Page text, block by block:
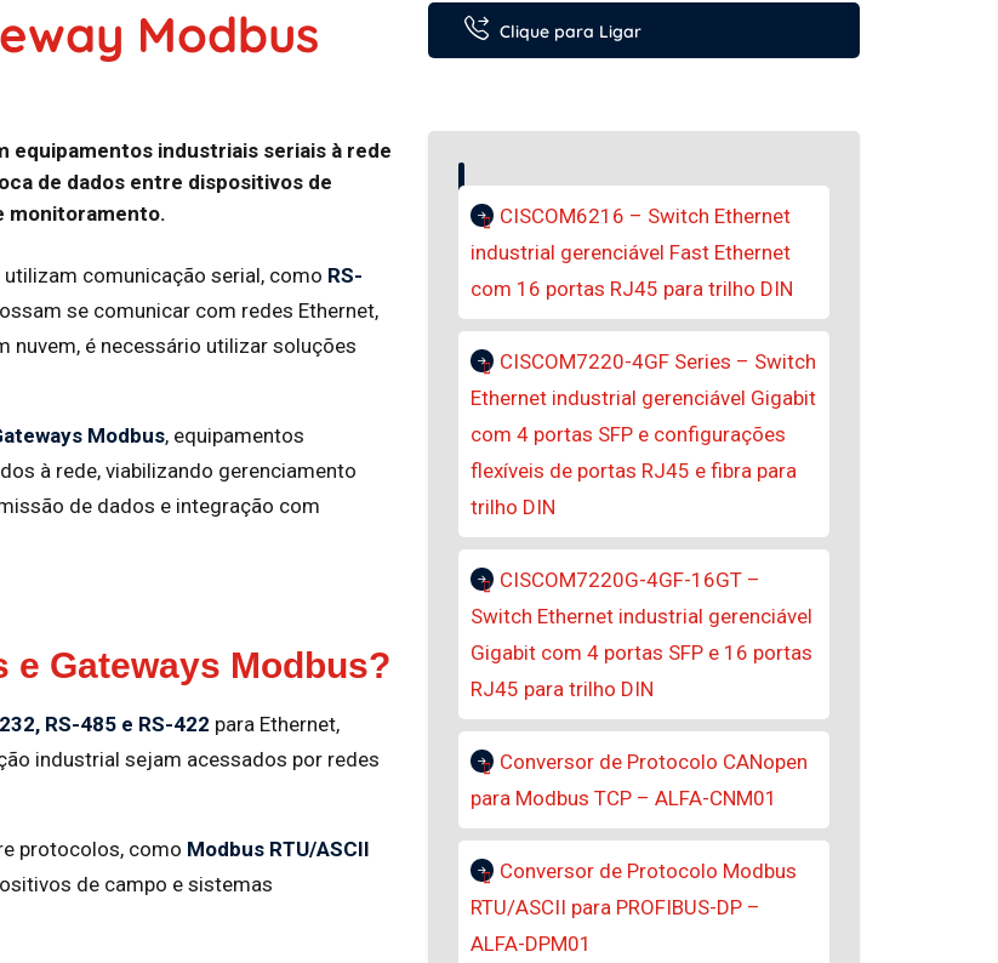
Modbus
equipamentos industriais seriais à rede
de dados entre dispositivos de
monitoramento.
comunicação serial, como RS-
se comunicar com redes Ethernet,
nuvem, é necessário utilizar soluções
Modbus, equipamentos
à rede, viabilizando gerenciamento
de dados e integração com
e Gateways Modbus?
RS-485 e RS-422 para Ethernet,
industrial sejam acessados por redes
protocolos, como Modbus RTU/ASCII
de campo e sistemas
Clique para Ligar
CISCOM6216 – Switch Ethernet
industrial gerenciável Fast Ethernet
com 16 portas RJ45 para trilho DIN
CISCOM7220-4GF Series – Switch
Ethernet industrial gerenciável Gigabit
com 4 portas SFP e configurações
flexíveis de portas RJ45 e fibra para
trilho DIN
CISCOM7220G-4GF-16GT –
Switch Ethernet industrial gerenciável
Gigabit com 4 portas SFP e 16 portas
RJ45 para trilho DIN
Conversor de Protocolo CANopen
para Modbus TCP – ALFA-CNM01
Conversor de Protocolo Modbus
RTU/ASCII para PROFIBUS-DP –
ALFA-DPM01